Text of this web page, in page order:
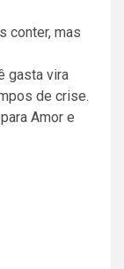
conter, mas
gasta vira
de crise.
Amor e